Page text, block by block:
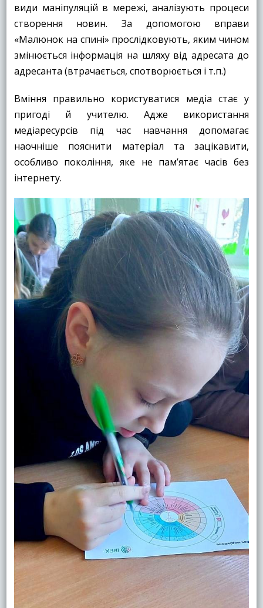
види маніпуляцій в мережі, аналізують процеси
створення новин. За допомогою вправи
«Малюнок на спині» прослідковують, яким чином
змінюється інформація на шляху від адресата до
адресанта (втрачається, спотворюється і т.п.)
Вміння правильно користуватися медіа стає у
пригоді й учителю. Адже використання
медіаресурсів під час навчання допомагає
наочніше пояснити матеріал та зацікавити,
особливо покоління, яке не пам’ятає часів без
інтернету.